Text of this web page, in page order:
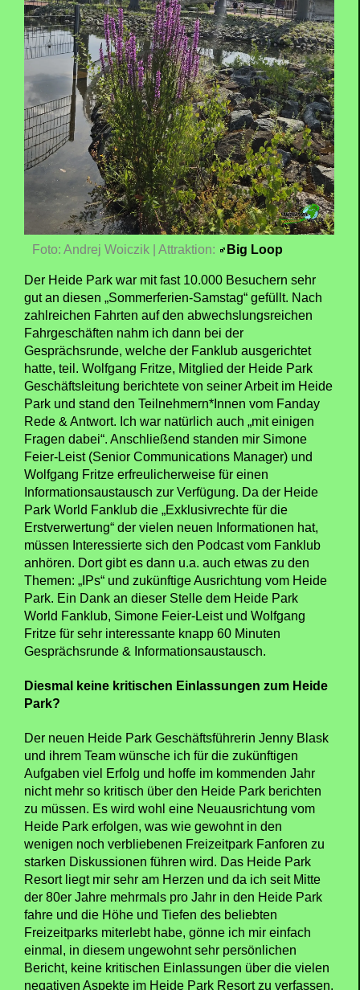
Foto: Andrej Woiczik | Attraktion: Big Loop
Der Heide Park war mit fast 10.000 Besuchern sehr
gut an diesen „Sommerferien-Samstag“ gefüllt. Nach
zahlreichen Fahrten auf den abwechslungsreichen
Fahrgeschäften nahm ich dann bei der
Gesprächsrunde, welche der Fanklub ausgerichtet
hatte, teil. Wolfgang Fritze, Mitglied der Heide Park
Geschäftsleitung berichtete von seiner Arbeit im Heide
Park und stand den Teilnehmern*Innen vom Fanday
Rede & Antwort. Ich war natürlich auch „mit einigen
Fragen dabei“. Anschließend standen mir Simone
Feier-Leist (Senior Communications Manager) und
Wolfgang Fritze erfreulicherweise für einen
Informationsaustausch zur Verfügung. Da der Heide
Park World Fanklub die „Exklusivrechte für die
Erstverwertung“ der vielen neuen Informationen hat,
müssen Interessierte sich den Podcast vom Fanklub
anhören. Dort gibt es dann u.a. auch etwas zu den
Themen: „IPs“ und zukünftige Ausrichtung vom Heide
Park. Ein Dank an dieser Stelle dem Heide Park
World Fanklub, Simone Feier-Leist und Wolfgang
Fritze für sehr interessante knapp 60 Minuten
Gesprächsrunde & Informationsaustausch.
Diesmal keine kritischen Einlassungen zum Heide
Park?
Der neuen Heide Park Geschäftsführerin Jenny Blask
und ihrem Team wünsche ich für die zukünftigen
Aufgaben viel Erfolg und hoffe im kommenden Jahr
nicht mehr so kritisch über den Heide Park berichten
zu müssen. Es wird wohl eine Neuausrichtung vom
Heide Park erfolgen, was wie gewohnt in den
wenigen noch verbliebenen Freizeitpark Fanforen zu
starken Diskussionen führen wird. Das Heide Park
Resort liegt mir sehr am Herzen und da ich seit Mitte
der 80er Jahre mehrmals pro Jahr in den Heide Park
fahre und die Höhe und Tiefen des beliebten
Freizeitparks miterlebt habe, gönne ich mir einfach
einmal, in diesem ungewohnt sehr persönlichen
Bericht, keine kritischen Einlassungen über die vielen
negativen Aspekte im Heide Park Resort zu verfassen.